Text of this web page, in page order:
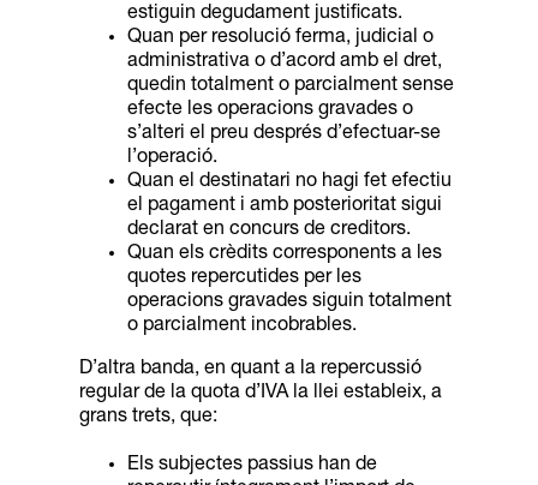
estiguin degudament justificats.
Quan per resolució ferma, judicial o
administrativa o d’acord amb el dret,
quedin totalment o parcialment sense
efecte les operacions gravades o
s’alteri el preu després d’efectuar-se
l’operació.
Quan el destinatari no hagi fet efectiu
el pagament i amb posterioritat sigui
declarat en concurs de creditors.
Quan els crèdits corresponents a les
quotes repercutides per les
operacions gravades siguin totalment
o parcialment incobrables.
D’altra banda, en quant a la repercussió
regular de la quota d’IVA la llei estableix, a
grans trets, que:
Els subjectes passius han de